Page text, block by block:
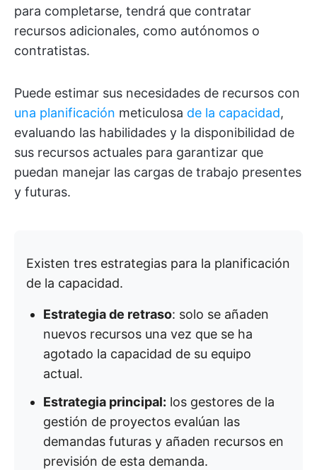
para completarse, tendrá que contratar
recursos adicionales, como autónomos o
contratistas.
Puede estimar sus necesidades de recursos con
una planificación meticulosa de la capacidad,
evaluando las habilidades y la disponibilidad de
sus recursos actuales para garantizar que
puedan manejar las cargas de trabajo presentes
y futuras.
Existen tres estrategias para la planificación
de la capacidad.
Estrategia de retraso: solo se añaden
nuevos recursos una vez que se ha
agotado la capacidad de su equipo
actual.
Estrategia principal: los gestores de la
gestión de proyectos evalúan las
demandas futuras y añaden recursos en
previsión de esta demanda.